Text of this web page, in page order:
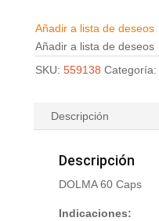
Añadir a lista de deseos
Añadir a lista de deseos
SKU: 559138 Categoría:
Descripción
Descripción
DOLMA 60 Caps
Indicaciones: